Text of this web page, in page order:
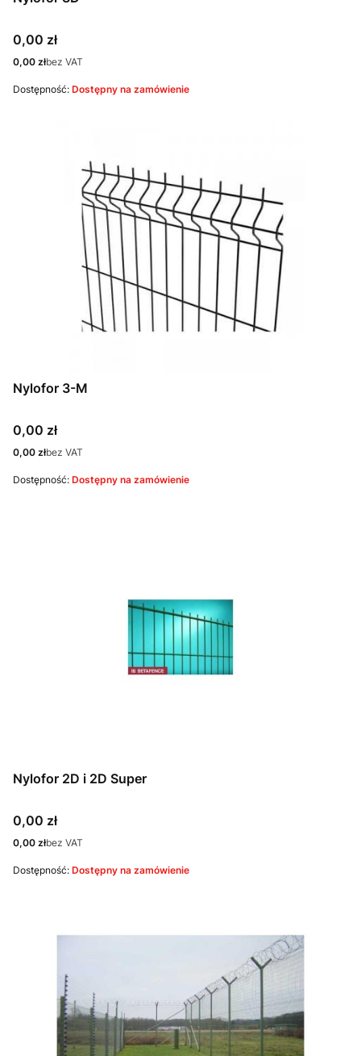
Cena
0,00 zł
Cena
0,00 złbez VAT
Dostępność: Dostępny na zamówienie
Nylofor 3-M
Cena
0,00 zł
Cena
0,00 złbez VAT
Dostępność: Dostępny na zamówienie
Nylofor 2D i 2D Super
Cena
0,00 zł
Cena
0,00 złbez VAT
Dostępność: Dostępny na zamówienie